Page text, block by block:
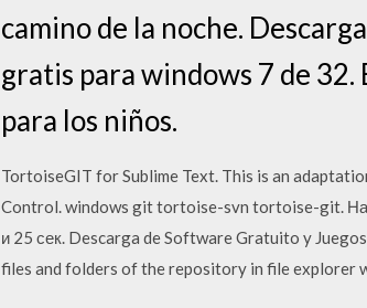
camino de la noche.
gratis para windows 7 de
para los niños.
TortoiseGIT for Sublime Text. This is an
Control. windows git tortoise-svn tortoise-git.
и 25 сек. Descarga de Software Gratuito y
files and folders of the repository in file explorer